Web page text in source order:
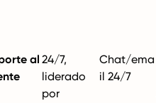
al 24/7,
liderado
por
Chat/ema
il 24/7